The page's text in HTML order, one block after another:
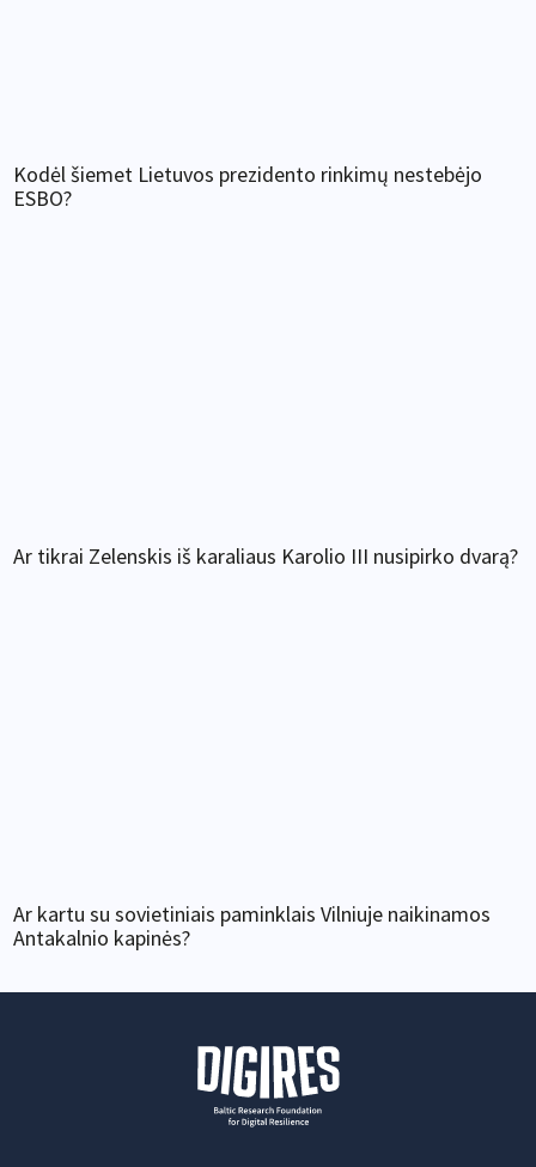
Kodėl šiemet Lietuvos prezidento rinkimų nestebėjo
ESBO?
Ar tikrai Zelenskis iš karaliaus Karolio III nusipirko dvarą?
Ar kartu su sovietiniais paminklais Vilniuje naikinamos
Antakalnio kapinės?